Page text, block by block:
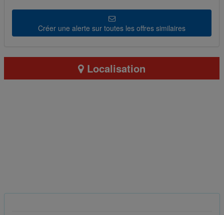
Créer une alerte sur toutes les offres similaires
Localisation